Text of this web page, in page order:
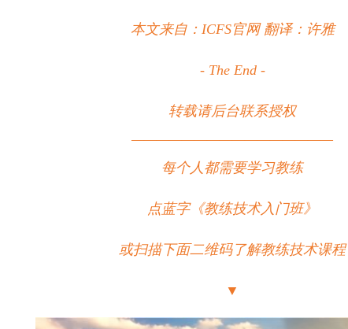
本文来自：ICFS官网 翻译：许雅
- The End -
转载请后台联系授权
————————————————
每个人都需要学习教练
点蓝字《教练技术入门班》
或扫描下面二维码了解教练技术课程
▼